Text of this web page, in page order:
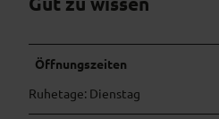
Öffnungszeiten
Ruhetage: Dienstag